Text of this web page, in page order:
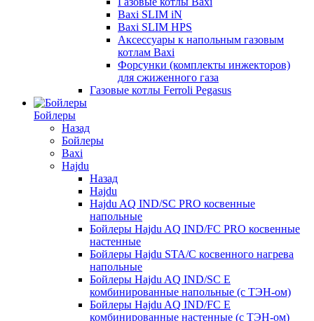
Baxi SLIM iN
Baxi SLIM HPS
Аксессуары к напольным газовым
котлам Baxi
Форсунки (комплекты инжекторов)
для сжиженного газа
Газовые котлы Ferroli Pegasus
Бойлеры
Назад
Бойлеры
Baxi
Hajdu
Назад
Hajdu
Hajdu AQ IND/SC PRO косвенные
напольные
Бойлеры Hajdu AQ IND/FC PRO косвенные
настенные
Бойлеры Hajdu STA/C косвенного нагрева
напольные
Бойлеры Hajdu AQ IND/SC E
комбинированные напольные (с ТЭН-ом)
Бойлеры Hajdu AQ IND/FC E
комбинированные настенные (с ТЭН-ом)